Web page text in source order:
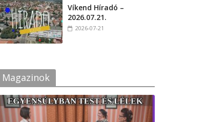
Víkend Híradó –
2026.07.21.
2026-07-21
Magazinok